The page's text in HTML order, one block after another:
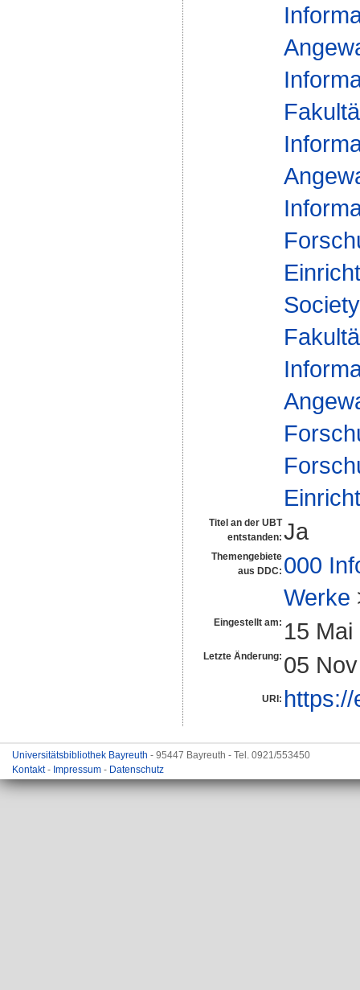
Society
Titel an der UBT
entstanden: Ja
Themengebiete
aus DDC: 000
Werke
Eingestellt am: 15
Letzte Änderung: 05
URI:
Universitätsbibliothek Bayreuth - 95447 Bayreuth - Tel. 0921/553450
Kontakt- Impressum - Datenschutz